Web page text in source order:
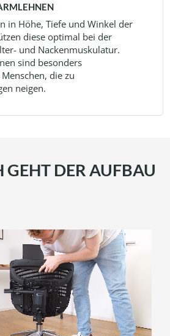
in Höhe, Tiefe und Winkel der
diese optimal bei der
und Nackenmuskulatur.
sind besonders
die zu
neigen.
GEHT DER AUFBAU